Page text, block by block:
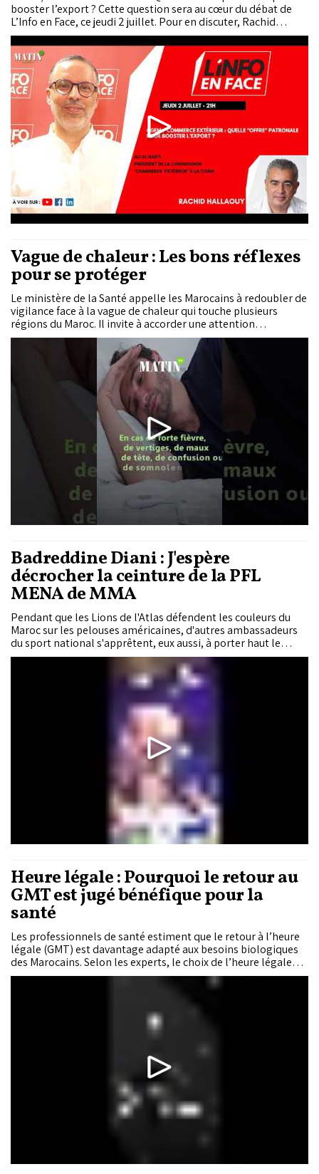
booster l’export ? Cette question sera au cœur du débat de
L’Info en Face, ce jeudi 2 juillet. Pour en discuter, Rachid
Hallaouy reçoit Ali El Harti, président de la commission
"Commerce Extérieur" à la CGEM.
Vague de chaleur : Les bons réflexes
pour se protéger
Le ministère de la Santé appelle les Marocains à redoubler de
vigilance face à la vague de chaleur qui touche plusieurs
régions du Maroc. Il invite à accorder une attention
particulière aux enfants, aux personnes âgées, aux femmes
enceintes, aux malades chroniques et aux personnes
travaillant en plein air.
Badreddine Diani : J'espère
décrocher la ceinture de la PFL
MENA de MMA
Pendant que les Lions de l'Atlas défendent les couleurs du
Maroc sur les pelouses américaines, d'autres ambassadeurs
du sport national s'apprêtent, eux aussi, à porter haut le
drapeau marocain sur la scène internationale. C'est le cas de
Badreddine Diani, figure emblématique du MMA marocain,
qui disputera le 10 juillet prochain à Riyad les quarts de finale
de la PFL MENA. À quelques jours de cette échéance, le
champion marocain a accordé un entretien exclusif au
«Matin», dans lequel il revient sur sa préparation, ses
ambitions pour ce nouveau défi et sur l'essor du MMA au
Heure légale : Pourquoi le retour au
GMT est jugé bénéfique pour la
santé
Les professionnels de santé estiment que le retour à l’heure
légale (GMT) est davantage adapté aux besoins biologiques
des Marocains. Selon les experts, le choix de l’heure légale
influence directement le sommeil, les rythmes biologiques,
les performances scolaires et le bien-être.